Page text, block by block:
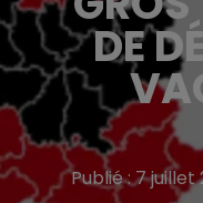
DE
Publié : 7 juillet